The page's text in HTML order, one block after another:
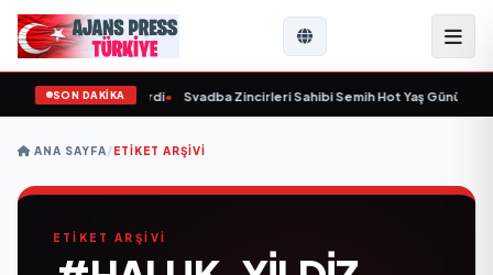
SON DAKİKA
yaşında yaşamını yitirdi• Svadba Zincirleri Sahibi Semih Hot Yaş Gününü
ANA SAYFA/ETIKET ARŞIVI
ETİKET ARŞİVİ